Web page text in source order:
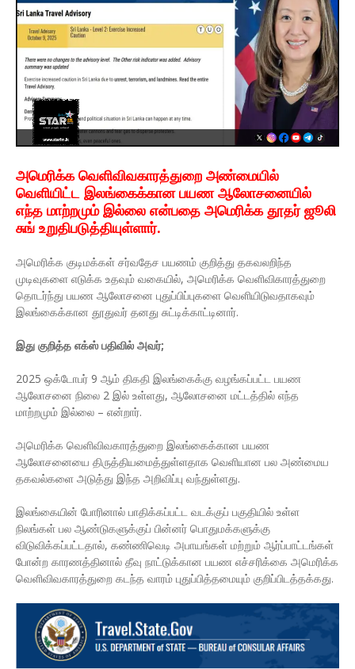
அமெரிக்க வெளிவிவகாரத்துறை அண்மையில்
வெளியிட்ட இலங்கைக்கான பயண ஆலோசனையில்
எந்த மாற்றமும் இல்லை என்பதை அமெரிக்க தூதர் ஜூலி
சுங் உறுதிபடுத்தியுள்ளார்.
அமெரிக்க குடிமக்கள் சர்வதேச பயணம் குறித்து தகவலறிந்த
முடிவுகளை எடுக்க உதவும் வகையில், அமெரிக்க வெளிவிகாரத்துறை
தொடர்ந்து பயண ஆலோசனை புதுப்பிப்புகளை வெளியிடுவதாகவும்
இலங்கைக்கான தூதுவர் தனது சுட்டிக்காட்டினார்.
இது குறித்த எக்ஸ் பதிவில் அவர்;
2025 ஒக்டோபர் 9 ஆம் திகதி இலங்கைக்கு வழங்கப்பட்ட பயண
ஆலோசனை நிலை 2 இல் உள்ளது, ஆலோசனை மட்டத்தில் எந்த
மாற்றமும் இல்லை – என்றார்.
அமெரிக்க வெளிவிவகாரத்துறை இலங்கைக்கான பயண
ஆலோசனையை திருத்தியமைத்துள்ளதாக வெளியான பல அண்மைய
தகவல்களை அடுத்து இந்த அறிவிப்பு வந்துள்ளது.
இலங்கையின் போரினால் பாதிக்கப்பட்ட வடக்குப் பகுதியில் உள்ள
நிலங்கள் பல ஆண்டுகளுக்குப் பின்னர் பொதுமக்களுக்கு
விடுவிக்கப்பட்டதால், கண்ணிவெடி அபாயங்கள் மற்றும் ஆர்ப்பாட்டங்கள்
போன்ற காரணத்தினால் தீவு நாட்டுக்கான பயண எச்சரிக்கை அமெரிக்க
வெளிவிவகாரத்துறை கடந்த வாரம் புதுப்பித்தமையும் குறிப்பிடத்தக்கது.